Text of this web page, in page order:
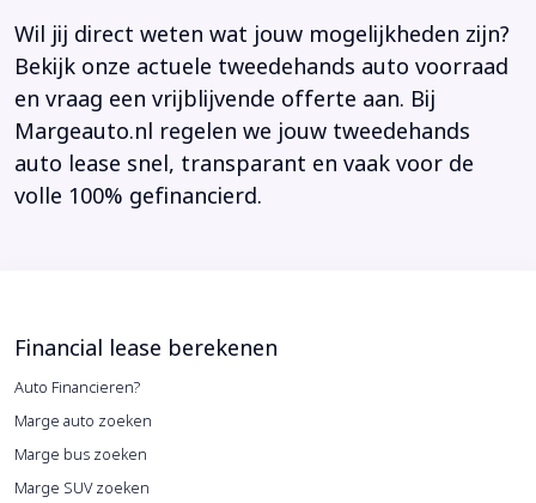
Wil jij direct weten wat jouw mogelijkheden zijn?
Bekijk onze actuele tweedehands auto voorraad
en vraag een vrijblijvende offerte aan. Bij
Margeauto.nl regelen we jouw tweedehands
auto lease snel, transparant en vaak voor de
volle 100% gefinancierd.
Financial lease berekenen
Auto Financieren?
Marge auto zoeken
Marge bus zoeken
Marge SUV zoeken